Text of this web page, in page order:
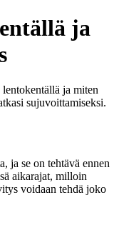
ja
ja miten
sujuvoittamiseksi.
ja se on tehtävä ennen
aikarajat, milloin
voidaan tehdä joko